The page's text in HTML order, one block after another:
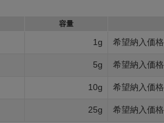
容量
1g 希望納入価格
5g 希望納入価格
10g 希望納入価格
25g 希望納入価格